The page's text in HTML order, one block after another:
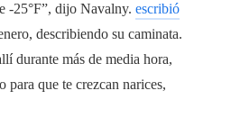
-25°F”, dijo Navalny. escribió
describiendo su caminata.
durante más de media hora,
para que te crezcan narices,